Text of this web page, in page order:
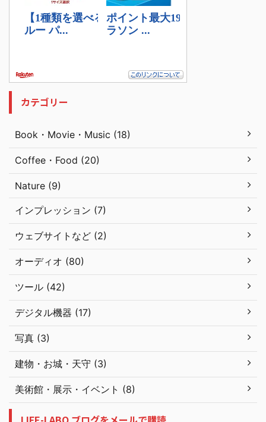
カテゴリー
Book・Movie・Music (18)
Coffee・Food (20)
Nature (9)
インプレッション (7)
ウェブサイトなど (2)
オーディオ (80)
ツール (42)
デジタル機器 (17)
写真 (3)
建物・お城・天守 (3)
美術館・展示・イベント (8)